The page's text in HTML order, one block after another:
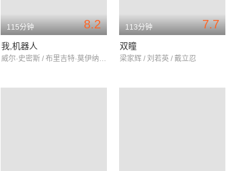
8.2
115分钟
我,机器人
威尔·史密斯 / 布里吉特·莫伊纳汉 / 艾伦·图代克
7.7
113分钟
双瞳
梁家辉 / 刘若英 / 戴立忍